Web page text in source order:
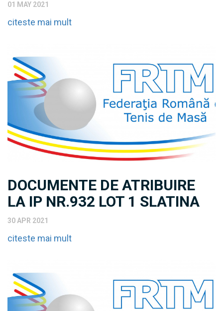
01 MAY 2021
citeste mai mult
DOCUMENTE DE ATRIBUIRE
LA IP NR.932 LOT 1 SLATINA
30 APR 2021
citeste mai mult